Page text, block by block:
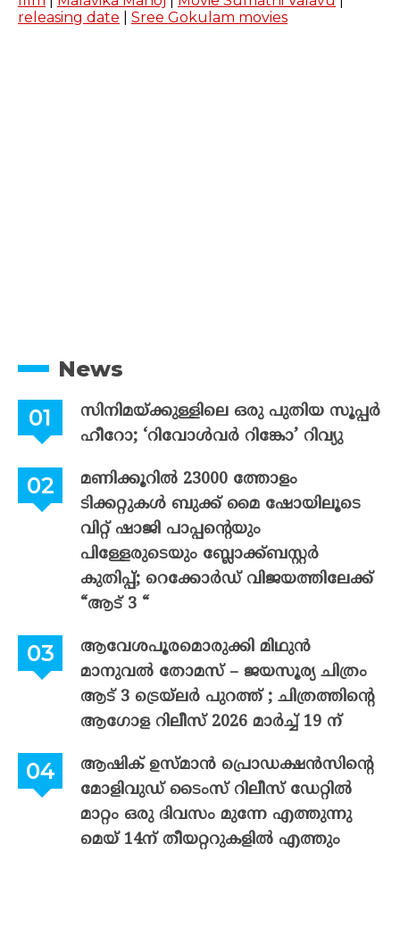
releasing date
Sree Gokulam movies
News
സിനിമയ്ക്കുള്ളിലെ ഒരു പുതിയ സൂപ്പർ
ഹീറോ; ‘റിവോൾവർ റിങ്കോ’ റിവ്യു
മണിക്കൂറിൽ 23000 ത്തോളം
ടിക്കറ്റുകൾ ബുക്ക് മൈ ഷോയിലൂടെ
വിറ്റ് ഷാജി പാപ്പന്റെയും
പിള്ളേരുടെയും ബ്ലോക്ക്ബസ്റ്റർ
കുതിപ്പ്; റെക്കോർഡ് വിജയത്തിലേക്ക്
“ആട് 3 “
ആവേശപൂരമൊരുക്കി മിഥുൻ
മാനുവൽ തോമസ് – ജയസൂര്യ ചിത്രം
ആട് 3 ട്രെയ്‌ലർ പുറത്ത് ; ചിത്രത്തിന്റെ
ആഗോള റിലീസ് 2026 മാർച്ച് 19 ന്
ആഷിക് ഉസ്മാൻ പ്രൊഡക്ഷൻസിന്റെ
മോളിവുഡ് ടൈംസ് റിലീസ് ഡേറ്റിൽ
മാറ്റം ഒരു ദിവസം മുന്നേ എത്തുന്നു
മെയ് 14ന് തീയറ്ററുകളിൽ എത്തും